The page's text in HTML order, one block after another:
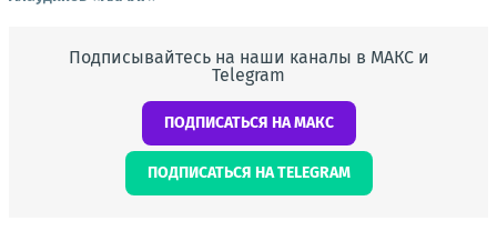
Подписывайтесь на наши каналы в МАКС и
Telegram
ПОДПИСАТЬСЯ НА МАКС
ПОДПИСАТЬСЯ НА TELEGRAM